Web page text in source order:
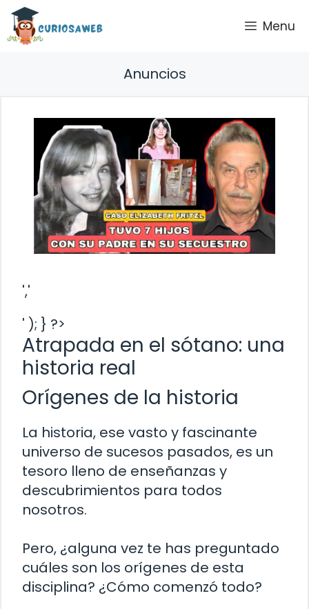
Saltar
contenido
Menu
Anuncios
','
' ); } ?>
Atrapada en el sótano: una
historia real
Orígenes de la historia
La historia, ese vasto y fascinante
universo de sucesos pasados, es un
tesoro lleno de enseñanzas y
descubrimientos para todos
nosotros.
Pero, ¿alguna vez te has preguntado
cuáles son los orígenes de esta
disciplina? ¿Cómo comenzó todo?